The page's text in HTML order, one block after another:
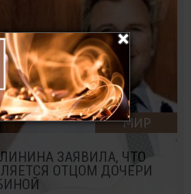
МИР
ЗАЯВИЛА, ЧТО
ОТЦОМ ДОЧЕРИ